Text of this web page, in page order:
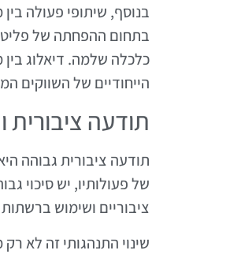
בנוסף, שיתופי פעולה
בתחום ההפחתה של
כלכלה שלמה. דיאלוג בין
הייחודיים של השווקים
תודעה ציבורית
של פעולותיו, יש סיכוי
ציבוריים ושימוש
שינוי התנהגותי זה לא